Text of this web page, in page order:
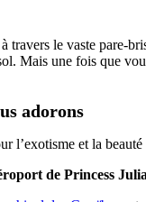
le vaste pare-
Mais une fois que
adorons
l’exotisme et la beauté